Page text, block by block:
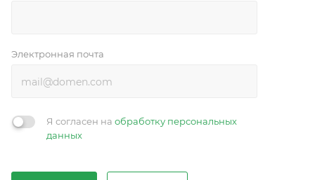
Электронная почта
Я согласен на обработку персональных
данных